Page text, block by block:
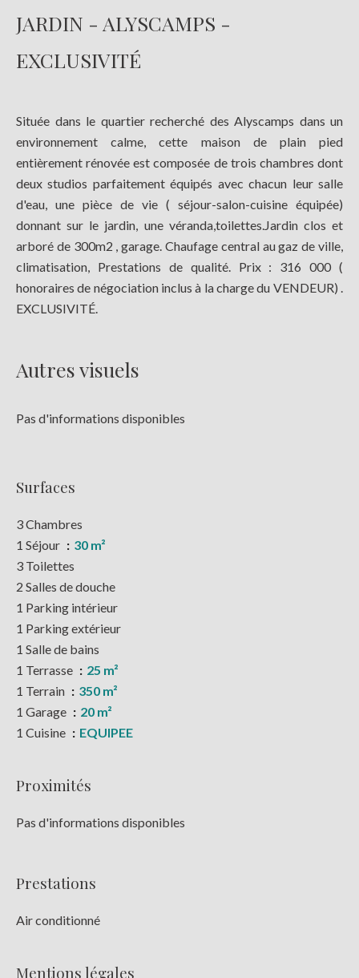
JARDIN - ALYSCAMPS -
EXCLUSIVITÉ
Située dans le quartier recherché des Alyscamps dans un
environnement calme, cette maison de plain pied
entièrement rénovée est composée de trois chambres dont
deux studios parfaitement équipés avec chacun leur salle
d'eau, une pièce de vie ( séjour-salon-cuisine équipée)
donnant sur le jardin, une véranda,toilettes.Jardin clos et
arboré de 300m2 , garage. Chaufage central au gaz de ville,
climatisation, Prestations de qualité. Prix : 316 000 (
honoraires de négociation inclus à la charge du VENDEUR) .
EXCLUSIVITÉ.
Autres visuels
Pas d'informations disponibles
Surfaces
3 Chambres
1 Séjour
30 m²
3 Toilettes
2 Salles de douche
1 Parking intérieur
1 Parking extérieur
1 Salle de bains
1 Terrasse
25 m²
1 Terrain
350 m²
1 Garage
20 m²
1 Cuisine
EQUIPEE
Proximités
Pas d'informations disponibles
Prestations
Air conditionné
Mentions légales